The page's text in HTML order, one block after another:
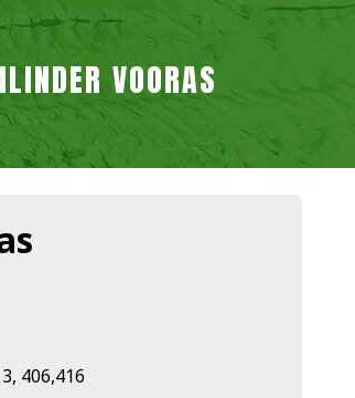
VOORAS
406,416